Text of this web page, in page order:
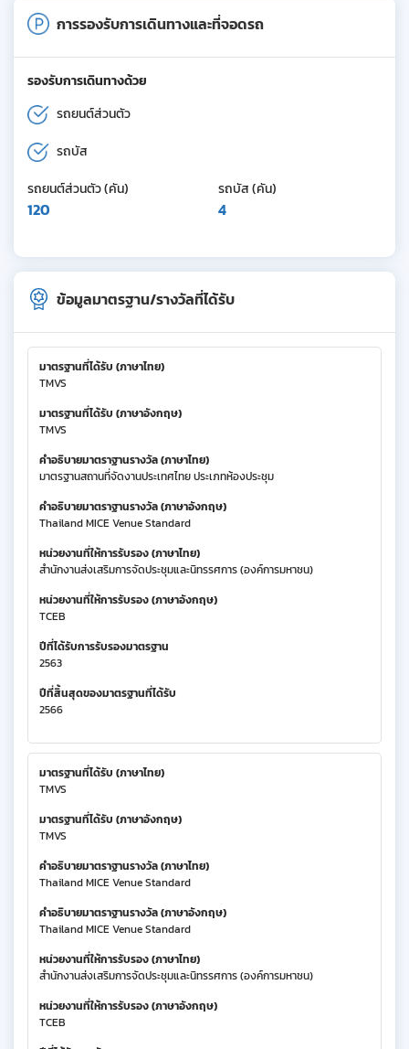
การรองรับการเดินทางและที่จอดรถ
รองรับการเดินทางด้วย
รถยนต์ส่วนตัว
รถบัส
รถยนต์ส่วนตัว (คัน)
120
รถบัส (คัน)
4
ข้อมูลมาตรฐาน/รางวัลที่ได้รับ
มาตรฐานที่ได้รับ (ภาษาไทย)
TMVS
มาตรฐานที่ได้รับ (ภาษาอังกฤษ)
TMVS
คำอธิบายมาตราฐานรางวัล (ภาษาไทย)
มาตรฐานสถานที่จัดงานประเทศไทย ประเภทห้องประชุม
คำอธิบายมาตราฐานรางวัล (ภาษาอังกฤษ)
Thailand MICE Venue Standard
หน่วยงานที่ให้การรับรอง (ภาษาไทย)
สำนักงานส่งเสริมการจัดประชุมและนิทรรศการ (องค์การมหาชน)
หน่วยงานที่ให้การรับรอง (ภาษาอังกฤษ)
TCEB
ปีที่ได้รับการรับรองมาตรฐาน
2563
ปีที่สิ้นสุดของมาตรฐานที่ได้รับ
2566
มาตรฐานที่ได้รับ (ภาษาไทย)
TMVS
มาตรฐานที่ได้รับ (ภาษาอังกฤษ)
TMVS
คำอธิบายมาตราฐานรางวัล (ภาษาไทย)
Thailand MICE Venue Standard
คำอธิบายมาตราฐานรางวัล (ภาษาอังกฤษ)
Thailand MICE Venue Standard
หน่วยงานที่ให้การรับรอง (ภาษาไทย)
สำนักงานส่งเสริมการจัดประชุมและนิทรรศการ (องค์การมหาชน)
หน่วยงานที่ให้การรับรอง (ภาษาอังกฤษ)
TCEB